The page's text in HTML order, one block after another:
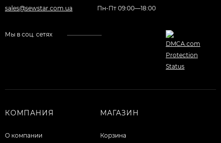
sales@sewstar.com.ua Пн-Пт 09:00—18:00
Мы в соц. сетях
КОМПАНИЯ
О компании
МАГАЗИН
Корзина